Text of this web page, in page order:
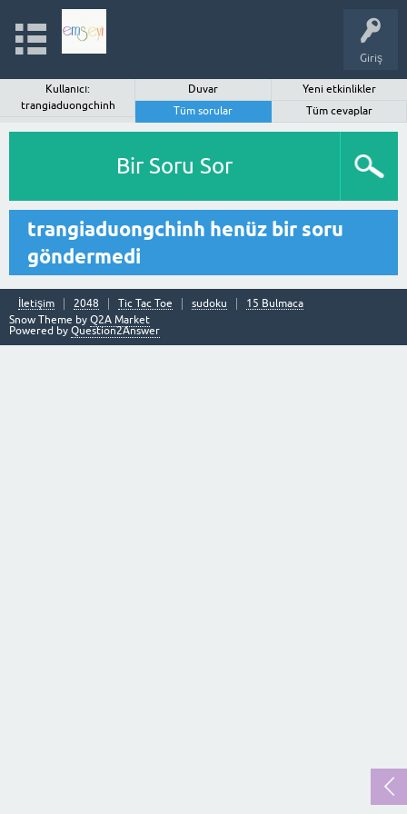
Giriş
Kullanıcı:
trangiaduongchinh
Duvar
Yeni etkinlikler
Tüm sorular
Tüm cevaplar
Bir Soru Sor
trangiaduongchinh henüz bir soru
göndermedi
İletişim 2048 Tic Tac Toe sudoku
15 Bulmaca
Snow Theme by Q2A Market
Powered by Question2Answer